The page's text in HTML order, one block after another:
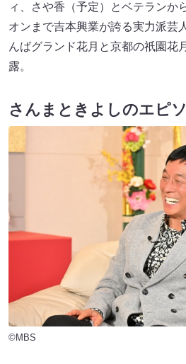
ィ、さや香（予定）とベテランか
オンまで吉本興業が誇る実力派芸
んばグランド花月と京都の祇園花
露。
さんまときよしのエピ
©MBS